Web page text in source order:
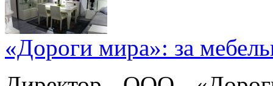
«Дороги мира»: за